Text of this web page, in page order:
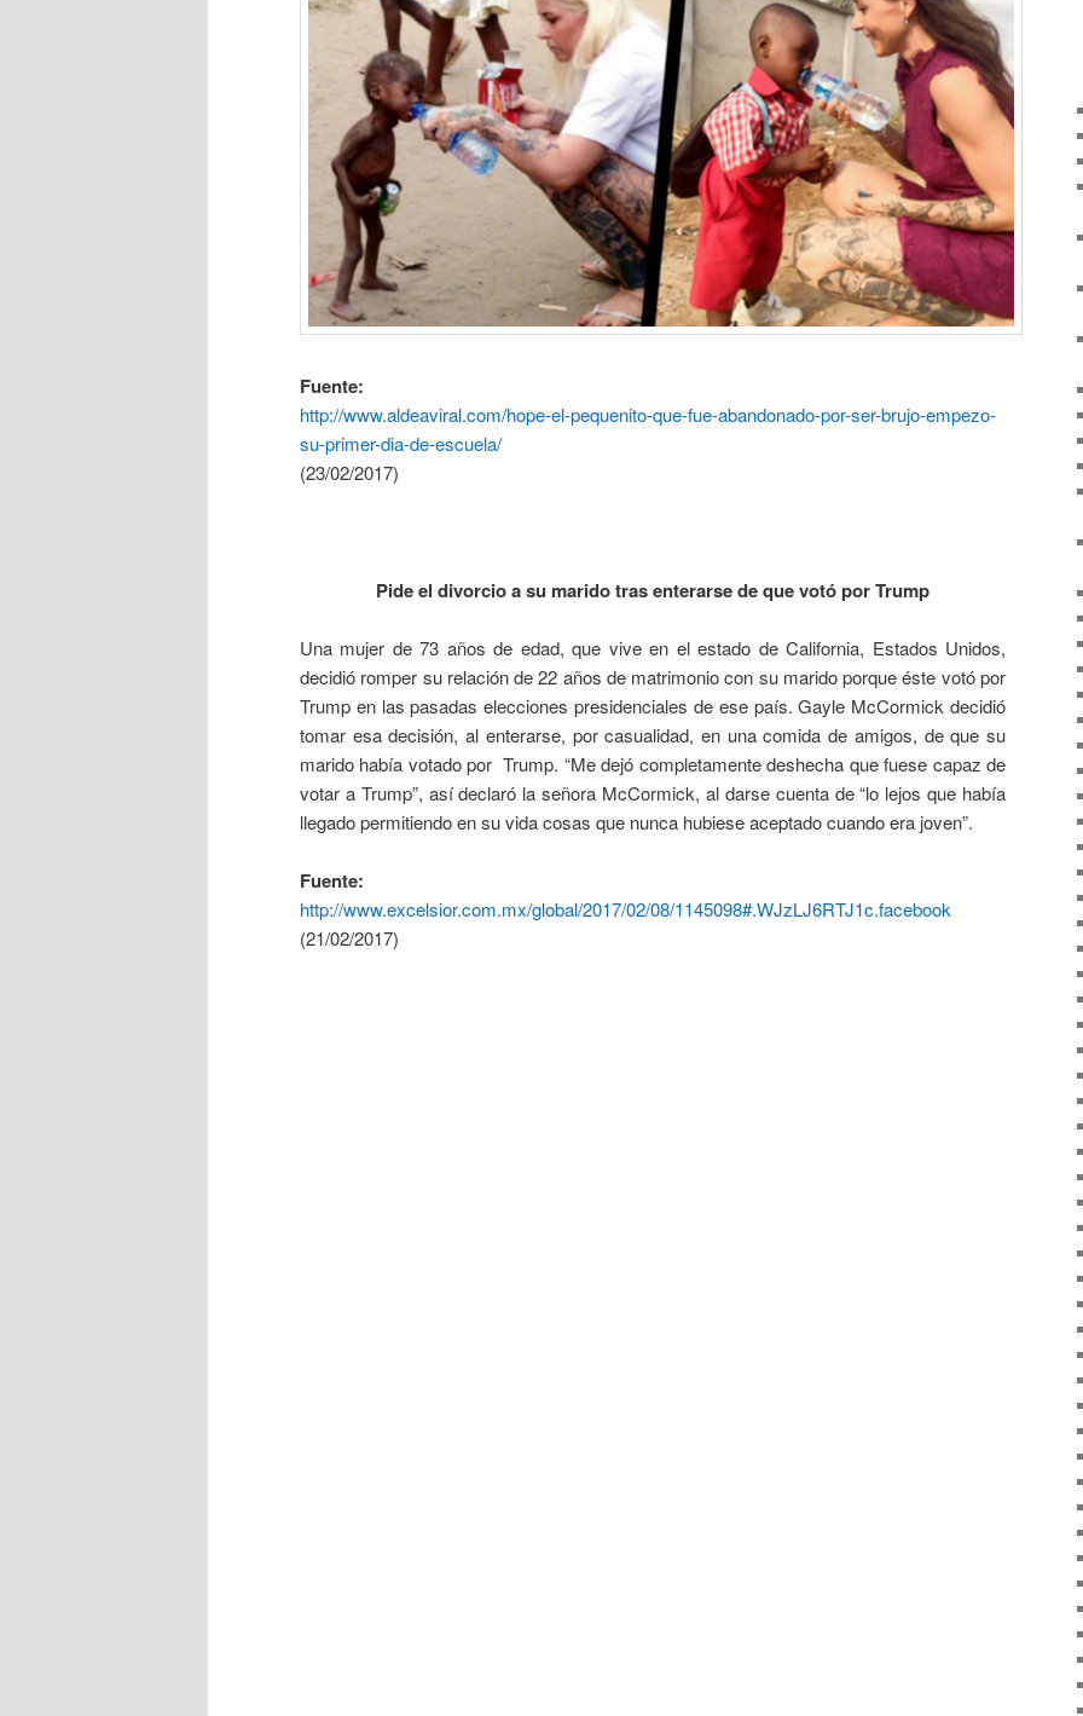
Fuente:
http://www.aldeaviral.com/hope-el-pequenito-que-fue-abandonado-por-ser-brujo-empezo-
su-primer-dia-de-escuela/
(23/02/2017)
Pide el divorcio a su maridotras enterarse de que votó por Trump
Una mujer de 73 años de edad, que vive en el estado de California, Estados Unidos,
decidió romper su relación de 22 años de matrimonio con su marido porque éste votó por
Trump en las pasadas elecciones presidenciales de ese país. Gayle McCormick decidió
tomar esa decisión, al enterarse, por casualidad, en una comida de amigos, de que su
marido había votado por Trump. “Me dejó completamente deshecha que fuese capaz de
votar a Trump”, así declaró la señora McCormick, al darse cuenta de “lo lejos que había
llegado permitiendo en su vida cosas que nunca hubiese aceptado cuando era joven”.
Fuente:
http://www.excelsior.com.mx/global/2017/02/08/1145098#.WJzLJ6RTJ1c.facebook
(21/02/2017)